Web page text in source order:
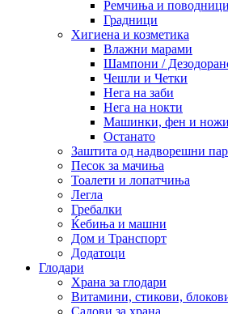
Ремчиња и поводници
Градници
Хигиена и козметика
Влажни марами
Шампони /
Чешли и Четки
Нега на заби
Нега на нокти
Машинки, фен и
Останато
Заштита од надворешни
Песок за мачиња
Тоалети и лопатчиња
Легла
Гребалки
Ќебиња и машни
Дом и Транспорт
Додатоци
Глодари
Храна за глодари
Витамини, стикови,
Садови за храна